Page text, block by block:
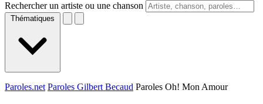
Rechercher un artiste ou une chanson
Thématiques
Paroles.net Paroles Gilbert Becaud Paroles Oh! Mon Amour